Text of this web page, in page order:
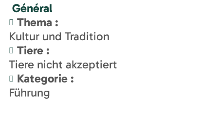
Général
Thema :
Kultur und Tradition
Tiere :
Tiere nicht akzeptiert
Kategorie :
Führung